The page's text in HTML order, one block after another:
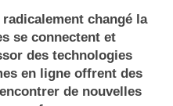
changé la
se connectent et
des technologies
en ligne offrent des
de nouvelles